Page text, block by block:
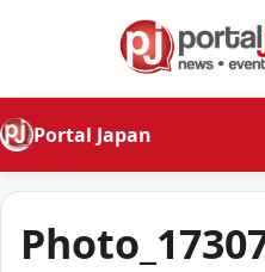
Portal Japan